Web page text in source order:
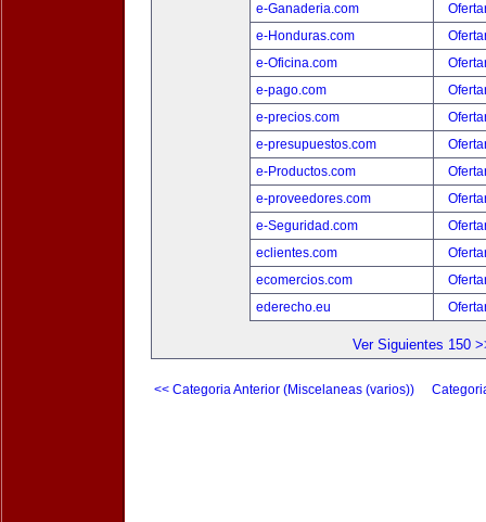
e-Ganaderia.com
e-Honduras.com
e-Oficina.com
e-pago.com
e-precios.com
e-presupuestos.com
e-Productos.com
e-proveedores.com
e-Seguridad.com
eclientes.com
ecomercios.com
ederecho.eu
Ver Siguientes 150
<< Categoria Anterior (Miscelaneas (varios))